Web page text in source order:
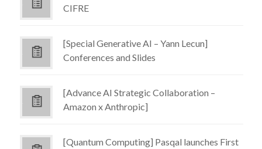
CIFRE
[Special Generative AI – Yann Lecun]
Conferences and Slides
[Advance AI Strategic Collaboration –
Amazon x Anthropic]
[Quantum Computing] Pasqal launches First